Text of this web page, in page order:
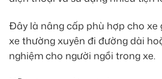
Đây là nâng cấp phù hợp cho xe
xe thường xuyên đi đường dài
nghiệm cho người ngồi trong xe.